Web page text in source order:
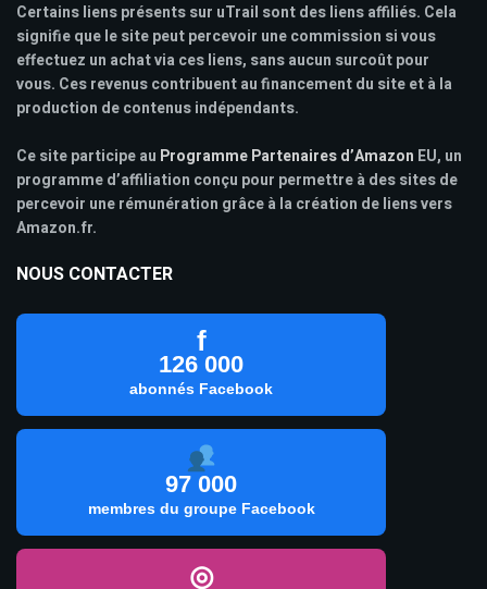
Certains liens présents sur uTrail sont des liens affiliés. Cela
signifie que le site peut percevoir une commission si vous
effectuez un achat via ces liens, sans aucun surcoût pour
vous. Ces revenus contribuent au financement du site et à la
production de contenus indépendants.
Ce site participe au Programme Partenaires d’Amazon EU, un
programme d’affiliation conçu pour permettre à des sites de
percevoir une rémunération grâce à la création de liens vers
Amazon.fr.
NOUS CONTACTER
f
126 000
abonnés Facebook
97 000
membres du groupe Facebook
◎